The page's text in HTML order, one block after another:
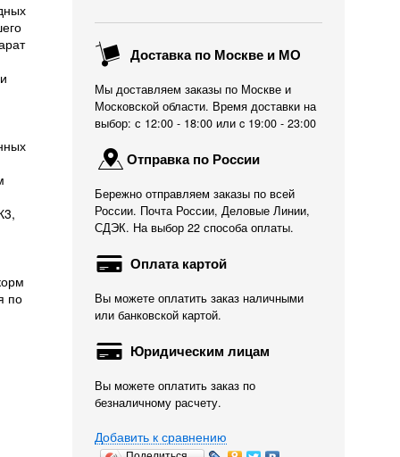
Доставка по Москве и МО
Мы доставляем заказы по Москве и
Московской области. Время доставки на
выбор: с 12:00 - 18:00 или c 19:00 - 23:00
Отправка по России
Бережно отправляем заказы по всей
России. Почта России, Деловые Линии,
СДЭК. На выбор 22 способа оплаты.
Оплата картой
Вы можете оплатить заказ наличными
или банковской картой.
Юридическим лицам
Вы можете оплатить заказ по
безналичному расчету.
Добавить к сравнению
3,
по